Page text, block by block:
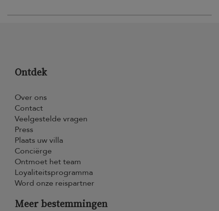
Ontdek
Over ons
Contact
Veelgestelde vragen
Press
Plaats uw villa
Conciërge
Ontmoet het team
Loyaliteitsprogramma
Word onze reispartner
Meer bestemmingen